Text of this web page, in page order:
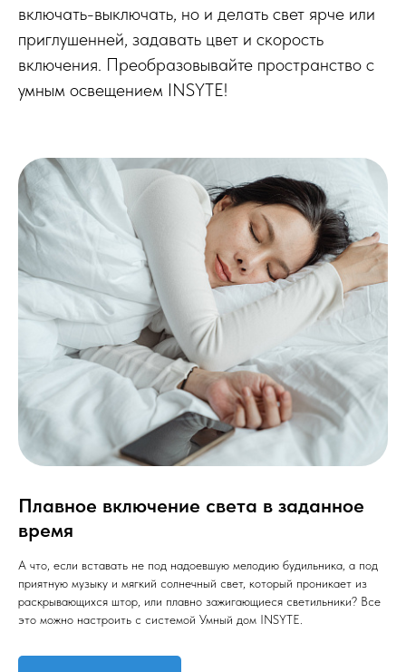
включать-выключать, но и делать свет ярче или
приглушенней, задавать цвет и скорость
включения. Преобразовывайте пространство с
умным освещением INSYTE!
Плавное включение света в заданное
время
А что, если вставать не под надоевшую мелодию будильника, а под
приятную музыку и мягкий солнечный свет, который проникает из
раскрывающихся штор, или плавно зажигающиеся светильники? Все
это можно настроить с системой Умный дом INSYTE.